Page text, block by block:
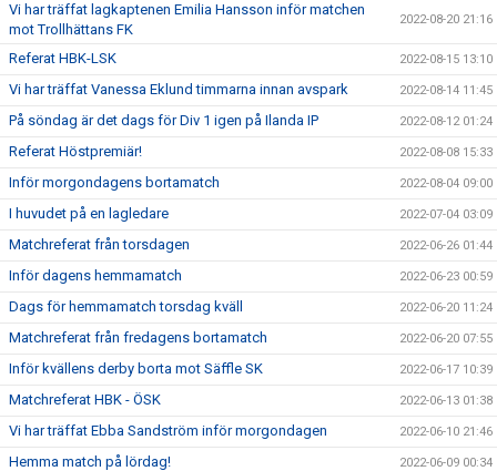
Vi har träffat lagkaptenen Emilia Hansson inför matchen
mot Trollhättans FK
2022-08-20 21:16
Referat HBK-LSK 2022-08-15 13:10
Vi har träffat Vanessa Eklund timmarna innan avspark 2022-08-14 11:45
På söndag är det dags för Div 1 igen på Ilanda IP 2022-08-12 01:24
Referat Höstpremiär! 2022-08-08 15:33
Inför morgondagens bortamatch 2022-08-04 09:00
I huvudet på en lagledare 2022-07-04 03:09
Matchreferat från torsdagen 2022-06-26 01:44
Inför dagens hemmamatch 2022-06-23 00:59
Dags för hemmamatch torsdag kväll 2022-06-20 11:24
Matchreferat från fredagens bortamatch 2022-06-20 07:55
Inför kvällens derby borta mot Säffle SK 2022-06-17 10:39
Matchreferat HBK - ÖSK 2022-06-13 01:38
Vi har träffat Ebba Sandström inför morgondagen 2022-06-10 21:46
Hemma match på lördag! 2022-06-09 00:34